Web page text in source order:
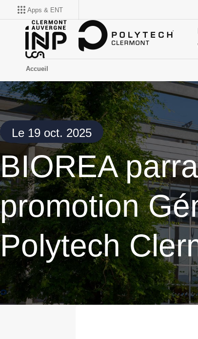
Apps & ENT
Accueil
Le 19 oct. 2025
BIOREA
promotion
Polytech